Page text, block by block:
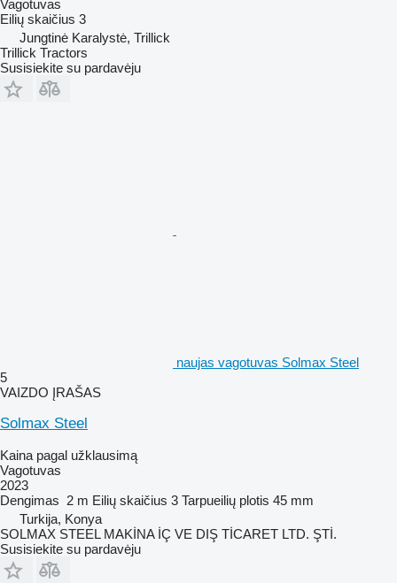
Vagotuvas
Eilių skaičius 3
Jungtinė Karalystė, Trillick
Trillick Tractors
Susisiekite su pardavėju
naujas vagotuvas Solmax Steel
5
VAIZDO ĮRAŠAS
Solmax Steel
Kaina pagal užklausimą
Vagotuvas
2023
Dengimas 2 m Eilių skaičius 3 Tarpueilių plotis 45 mm
Turkija, Konya
SOLMAX STEEL MAKİNA İÇ VE DIŞ TİCARET LTD. ŞTİ.
Susisiekite su pardavėju